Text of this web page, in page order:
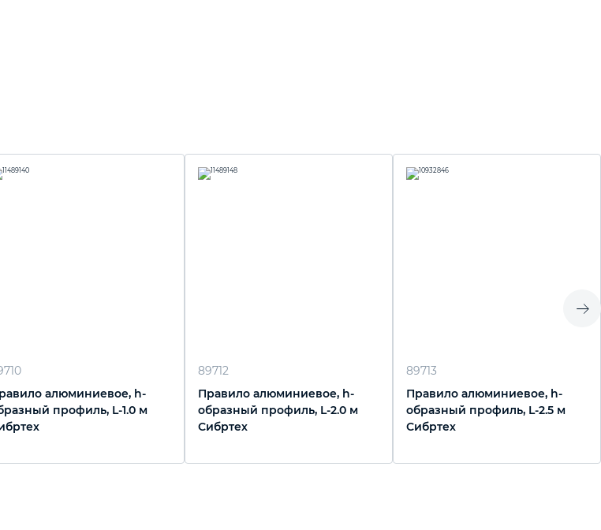
алюминиевое, h-
профиль, L-1.0 м
89712
Правило алюминиевое, h-
образный профиль, L-2.0 м
Сибртех
89713
Правило алюминиевое, h-
образный профиль, L-2.5 м
Сибртех